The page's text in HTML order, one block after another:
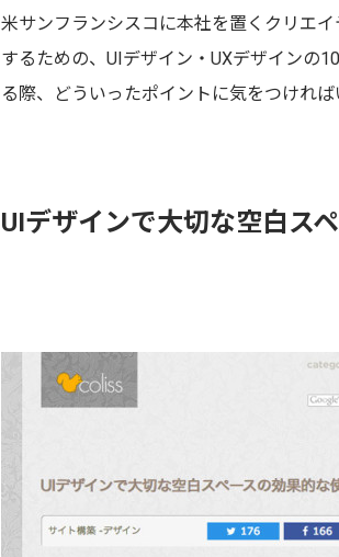
米サンフランシスコに本社を置くクリエ
するための、UIデザイン・UXデザインの
る際、どういったポイントに気をつけれ
UIデザインで大切な空白ス